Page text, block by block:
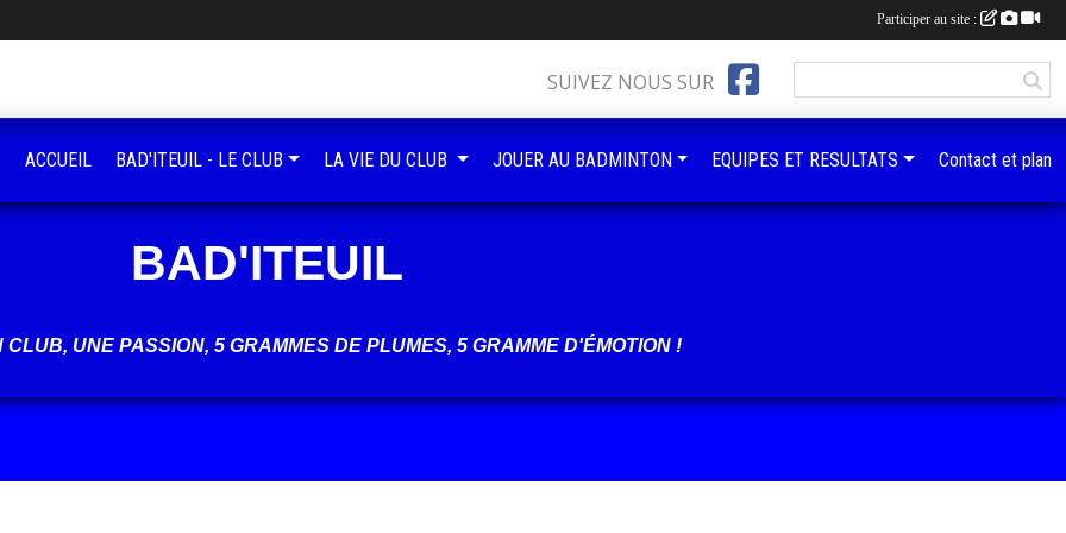
BAD'ITEUIL
CLUB, UNE PASSION, 5 GRAMMES DE PLUMES, 5 GRAMME D'ÉMOTION !
SUIVEZ NOUS SUR
ACCUEIL BAD'ITEUIL - LE CLUB LA VIE DU CLUB JOUER AU BADMINTON EQUIPES ET RESULTATS Contact et plan
Participer au site :